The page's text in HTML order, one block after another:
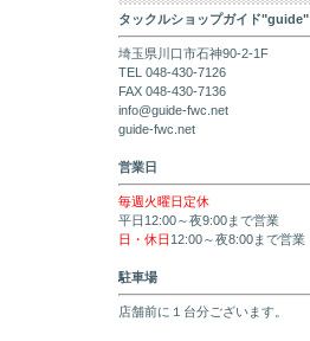
タックルショップガイド"guide"
埼玉県川口市石神90-2-1F
TEL 048-430-7126
FAX 048-430-7136
info@guide-fwc.net
guide-fwc.net
営業日
毎週火曜日定休
平日12:00～夜9:00まで営業
日・休日 12:00～夜8:00まで営業
駐車場
店舗前に１台分ございます。